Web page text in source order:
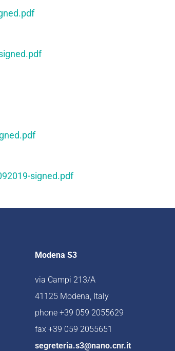
signed.pdf
Modena S3
via Campi 213/A
41125 Modena, Italy
phone +39 059 2055629
fax +39 059 2055651
segreteria.s3@nano.cnr.it